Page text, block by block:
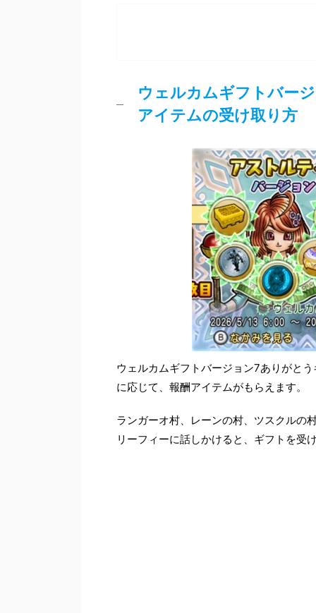
ウェルカムギフトバー
アイテムの受け取り方
ウェルカムギフトバージョン7ありがと
に応じて、報酬アイテムがもらえます。
ランガーオ村、レーンの村、ツスクルの
リーフィーに話しかけると、ギフトを受